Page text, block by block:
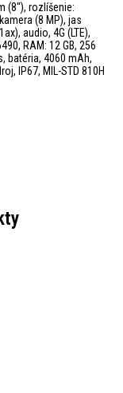
(8''), rozlíšenie:
(8 MP), jas
audio, 4G (LTE),
RAM: 12 GB, 256
batéria, 4060 mAh,
IP67, MIL-STD 810H